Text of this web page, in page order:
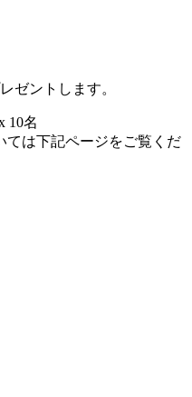
ゼントします。
10名
ては下記ページをご覧くだ